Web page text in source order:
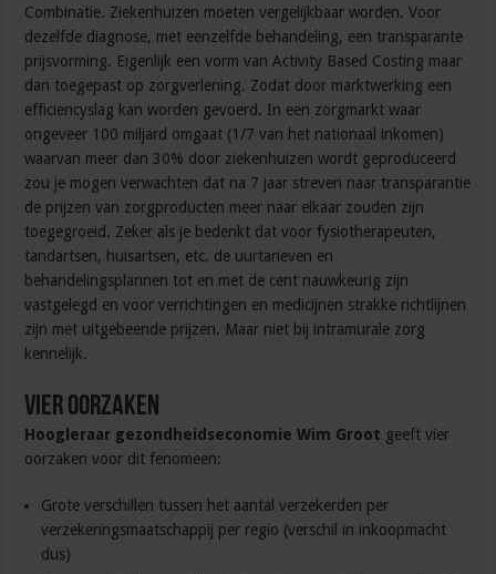
Combinatie. Ziekenhuizen moeten vergelijkbaar worden. Voor
dezelfde diagnose, met eenzelfde behandeling, een transparante
prijsvorming. Eigenlijk een vorm van Activity Based Costing maar
dan toegepast op zorgverlening. Zodat door marktwerking een
efficiencyslag kan worden gevoerd. In een zorgmarkt waar
ongeveer 100 miljard omgaat (1/7 van het nationaal inkomen)
waarvan meer dan 30% door ziekenhuizen wordt geproduceerd
zou je mogen verwachten dat na 7 jaar streven naar transparantie
de prijzen van zorgproducten meer naar elkaar zouden zijn
toegegroeid. Zeker als je bedenkt dat voor fysiotherapeuten,
tandartsen, huisartsen, etc. de uurtarieven en
behandelingsplannen tot en met de cent nauwkeurig zijn
vastgelegd en voor verrichtingen en medicijnen strakke richtlijnen
zijn met uitgebeende prijzen. Maar niet bij intramurale zorg
kennelijk.
Vier oorzaken
Hoogleraar gezondheidseconomie Wim Groot geeft vier
oorzaken voor dit fenomeen:
Grote verschillen tussen het aantal verzekerden per
verzekeringsmaatschappij per regio (verschil in inkoopmacht
dus)